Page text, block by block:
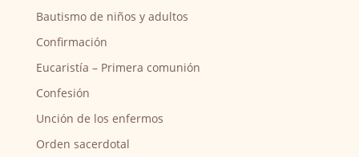
Bautismo de niños y adultos
Confirmación
Eucaristía – Primera comunión
Confesión
Unción de los enfermos
Orden sacerdotal